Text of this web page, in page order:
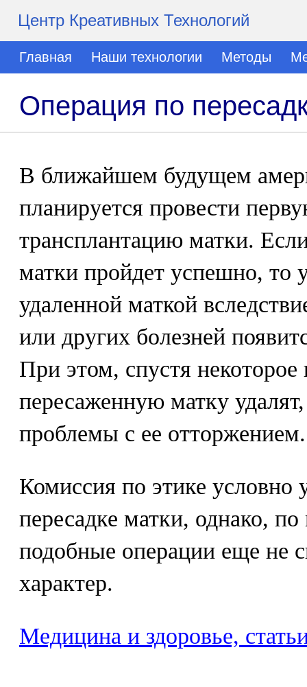
Центр Креативных Технологий
Главная Наши технологии Методы
Операция по
В ближайшем будущем
планируется провести
трансплантацию матки.
матки пройдет успешно, то
удаленной маткой
или других болезней
При этом, спустя
пересаженную матку
проблемы с ее отторжением.
Комиссия по этике условно
пересадке матки, однако,
подобные операции еще не
характер.
Медицина и здоровье,